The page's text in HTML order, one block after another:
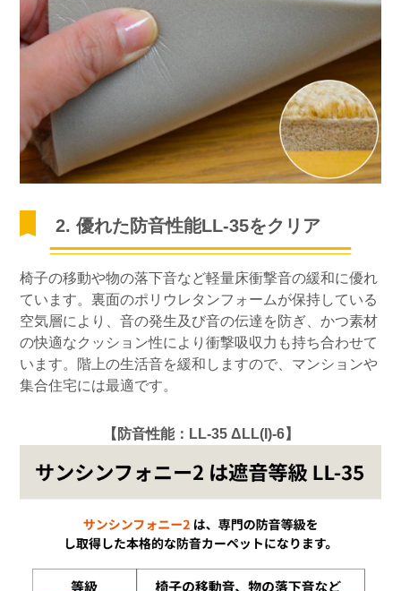
2. 優れた防音性能LL-35をクリア
椅子の移動や物の落下音など軽量床衝撃音の緩和に優れ
ています。裏面のポリウレタンフォームが保持している
空気層により、音の発生及び音の伝達を防ぎ、かつ素材
の快適なクッション性により衝撃吸収力も持ち合わせて
います。階上の生活音を緩和しますので、マンションや
集合住宅には最適です。
【防音性能：LL-35 ΔLL(I)-6】